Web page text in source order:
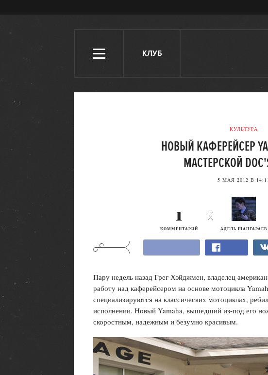
КЛУБ
КУЛЬТУРА
НОВЫЙ КАФЕРЕЙСЕР
МАСТЕРСКОЙ
5 МАЯ 2012 В
АДЕЛЬ ШАНГАРАЕВ
1
КОММЕНТАРИЙ
Пару недель назад Грег Хэйджмен, владелец
работу над каферейсером на основе мотоцикла
специализируются на классических мотоциклах,
исполнении. Новый Yamaha, вышедший из-под его
скоростным, надежным и безумно красивым.